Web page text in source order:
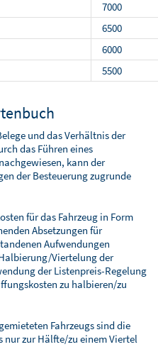
7000
6500
6000
5500
und das Verhältnis der
das Führen eines
kann der
der Besteuerung zugrunde
für das Fahrzeug in Form
Absetzungen für
Aufwendungen
Viertelung der
der Listenpreis-Regelung
zu halbieren/zu
Fahrzeugs sind die
nur zur Hälfte/zu einem Viertel